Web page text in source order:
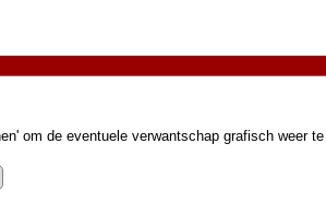
om de eventuele verwantschap grafisch weer te